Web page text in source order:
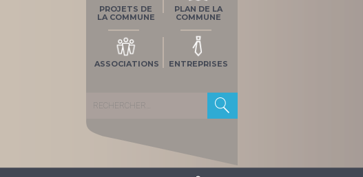
PROJETS DE
LA COMMUNE
PLAN DE LA
COMMUNE
ASSOCIATIONS ENTREPRISES
Rechercher :